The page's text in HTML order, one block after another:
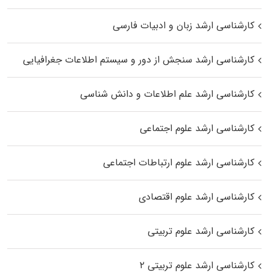
کارشناسی ارشد زبان و ادبیات فارسی
کارشناسی ارشد سنجش از دور و سیستم اطلاعات جغرافیایی
کارشناسی ارشد علم اطلاعات و دانش شناسی
کارشناسی ارشد علوم اجتماعی
کارشناسی ارشد علوم ارتباطات اجتماعی
کارشناسی ارشد علوم اقتصادی
کارشناسی ارشد علوم تربیتی
کارشناسی ارشد علوم تربیتی ۲